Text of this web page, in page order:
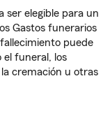
ser elegible para un
Gastos funerarios
puede
el funeral, los
cremación u otras